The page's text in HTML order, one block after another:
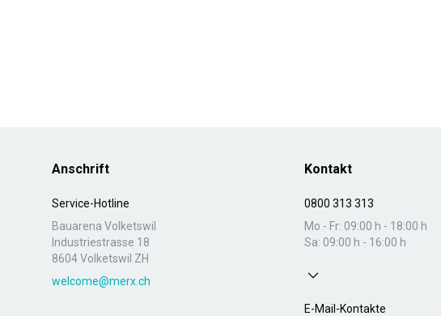
Anschrift
Service-Hotline
Bauarena Volketswil
Industriestrasse 18
8604 Volketswil ZH
welcome@merx.ch
Kontakt
0800 313 313
Mo - Fr: 09:00 h - 18:00 h
Sa: 09:00 h - 16:00 h
E-Mail-Kontakte